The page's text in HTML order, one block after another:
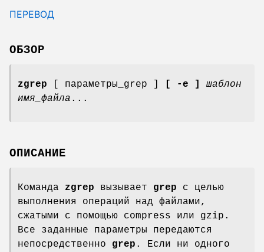
ПЕРЕВОД
ОБЗОР
zgrep [ параметры_grep ] [ -e ]
шаблон
имя_файла ...
ОПИСАНИЕ
Команда zgrep вызывает grep с целью
выполнения операций над файлами,
сжатыми с помощью compress или gzip.
Все заданные параметры передаются
непосредственно grep . Если ни одного